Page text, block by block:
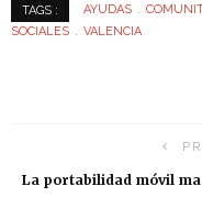
TAGS : AYUDAS
SOCIALES
VALENCIA
La portabilidad móvil